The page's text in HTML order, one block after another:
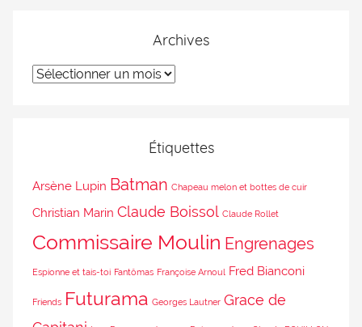
Archives
Étiquettes
Arsène Lupin Batman Chapeau melon et bottes de cuir
Christian Marin Claude Boissol Claude Rollet
Commissaire Moulin Engrenages
Espionne et tais-toi Fantômas Françoise Arnoul Fred Bianconi
Friends Futurama Georges Lautner Grace de